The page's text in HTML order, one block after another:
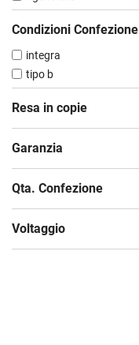
Condizioni Confezione
integra
tipo b
Resa in copie
Garanzia
Qta. Confezione
Voltaggio